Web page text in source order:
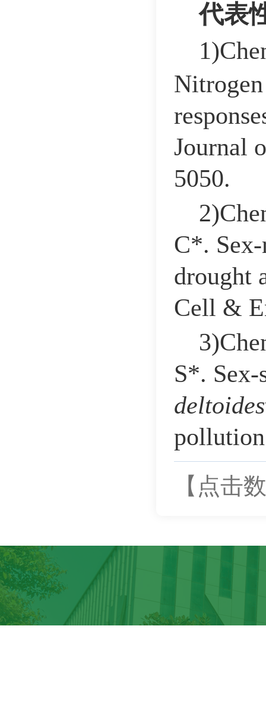
代表
Journal
5050.
C*.
drought
Cell &
S*. Sex-
deltoides
【点击